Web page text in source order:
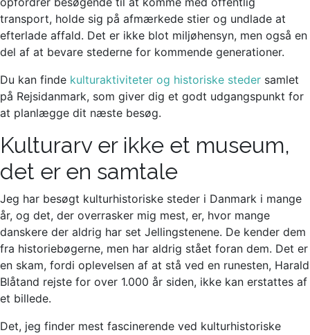
transport, holde sig på afmærkede stier og undlade at
efterlade affald. Det er ikke blot miljøhensyn, men også en
del af at bevare stederne for kommende generationer.
Du kan finde kulturaktiviteter og historiske steder samlet
på Rejsidanmark, som giver dig et godt udgangspunkt for
at planlægge dit næste besøg.
Kulturarv er ikke et museum,
det er en samtale
Jeg har besøgt kulturhistoriske steder i Danmark i mange
år, og det, der overrasker mig mest, er, hvor mange
danskere der aldrig har set Jellingstenene. De kender dem
fra historiebøgerne, men har aldrig stået foran dem. Det er
en skam, fordi oplevelsen af at stå ved en runesten, Harald
Blåtand rejste for over 1.000 år siden, ikke kan erstattes af
et billede.
Det, jeg finder mest fascinerende ved kulturhistoriske